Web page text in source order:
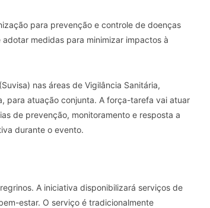
para prevenção e controle de doenças
medidas para minimizar impactos à
nas áreas de Vigilância Sanitária,
para atuação conjunta. A força-tarefa vai atuar
de prevenção, monitoramento e resposta a
durante o evento.
A iniciativa disponibilizará serviços de
estar. O serviço é tradicionalmente